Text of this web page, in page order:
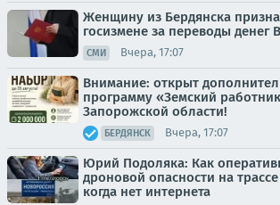
Женщину из Бердянска
госизмене за переводы денег
СМИ Вчера, 17:07
Внимание: открыт
программу «Земский
Запорожской области!
БЕРДЯНСК Вчера, 17:07
Юрий Подоляка: Как
дроновой опасности на
когда нет интернета